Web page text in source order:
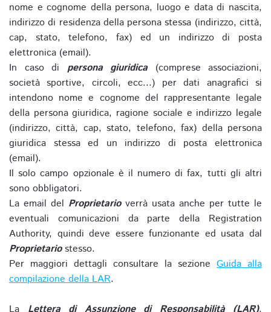
nome e cognome della persona, luogo e data di nascita,
indirizzo di residenza della persona stessa (indirizzo, città,
cap, stato, telefono, fax) ed un indirizzo di posta
elettronica (email).
In caso di persona giuridica(comprese associazioni,
società sportive, circoli, ecc...) per dati anagrafici si
intendono nome e cognome del rappresentante legale
della persona giuridica, ragione sociale e indirizzo legale
(indirizzo, città, cap, stato, telefono, fax) della persona
giuridica stessa ed un indirizzo di posta elettronica
(email).
Il solo campo opzionale è il numero di fax, tutti gli altri
sono obbligatori.
La email del Proprietarioverrà usata anche per tutte le
eventuali comunicazioni da parte della Registration
Authority, quindi deve essere funzionante ed usata dal
Proprietariostesso.
Per maggiori dettagli consultare la sezione Guida alla
compilazione della LAR.